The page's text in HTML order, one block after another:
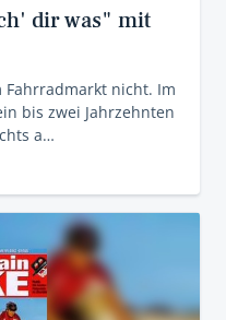
dir was" mit
Fahrradmarkt nicht. Im
bis zwei Jahrzehnten
a…